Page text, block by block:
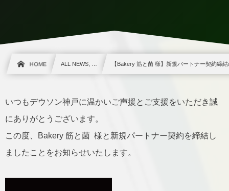
HOME ALL NEWS, … 【Bakery 筋と菌 様】新規パートナー契約締
いつもデウソン神戸に温かいご声援とご支援をいただき誠
にありがとうございます。
この度、Bakery 筋と菌 様と新規パートナー契約を締結し
ましたことをお知らせいたします。